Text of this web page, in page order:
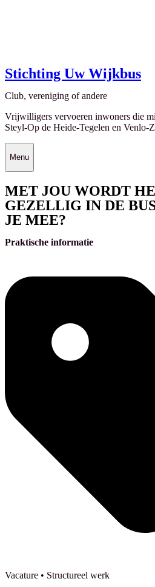
Stichting Uw Wijkbus
Club, vereniging of andere
Vrijwilligers vervoeren inwoners die
Steyl-Op de Heide-Tegelen en Venlo-
Menu
MET JOU WORDT
GEZELLIG IN DE
JE MEE?
Praktische informatie
Vacature • Structureel werk